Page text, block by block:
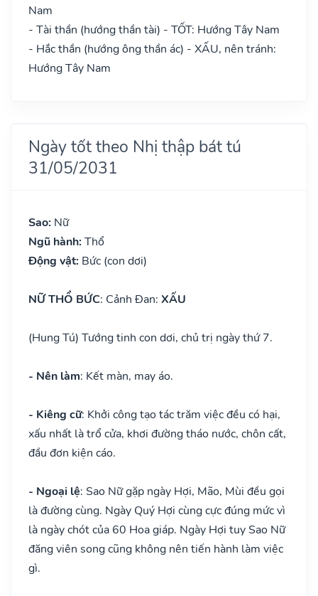
Nam
- Tài thần (hướng thần tài) - TỐT: Hướng Tây Nam
- Hắc thần (hướng ông thần ác) - XẤU, nên tránh:
Hướng Tây Nam
Ngày tốt theo Nhị thập bát tú
31/05/2031
Sao: Nữ
Ngũ hành: Thổ
Động vật: Bức (con dơi)
NỮ THỔ BỨC: Cảnh Đan: XẤU
(Hung Tú) Tướng tinh con dơi, chủ trị ngày thứ 7.
- Nên làm: Kết màn, may áo.
- Kiêng cữ: Khởi công tạo tác trăm việc đều có hại,
xấu nhất là trổ cửa, khơi đường tháo nước, chôn cất,
đầu đơn kiện cáo.
- Ngoại lệ: Sao Nữ gặp ngày Hợi, Mão, Mùi đều gọi
là đường cùng. Ngày Quý Hợi cùng cực đúng mức vì
là ngày chót của 60 Hoa giáp. Ngày Hợi tuy Sao Nữ
đăng viên song cũng không nên tiến hành làm việc
gì.